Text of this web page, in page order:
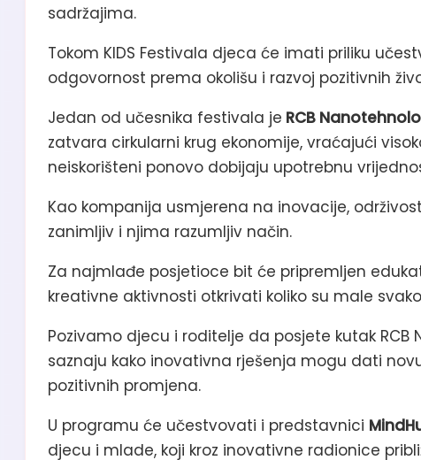
sadržajima.
Tokom KIDS Festivala djeca će imati priliku
odgovornost prema okolišu i razvoj pozitivnih
Jedan od učesnika festivala je RCB
zatvara cirkularni krug ekonomije, vraćajući
neiskorišteni ponovo dobijaju upotrebnu
Kao kompanija usmjerena na inovacije,
zanimljiv i njima razumljiv način.
Za najmlađe posjetioce bit će pripremljen
kreativne aktivnosti otkrivati koliko su male
Pozivamo djecu i roditelje da posjete kutak
saznaju kako inovativna rješenja mogu dati
pozitivnih promjena.
U programu će učestvovati i predstavnici
djecu i mlade, koji kroz inovativne radionice